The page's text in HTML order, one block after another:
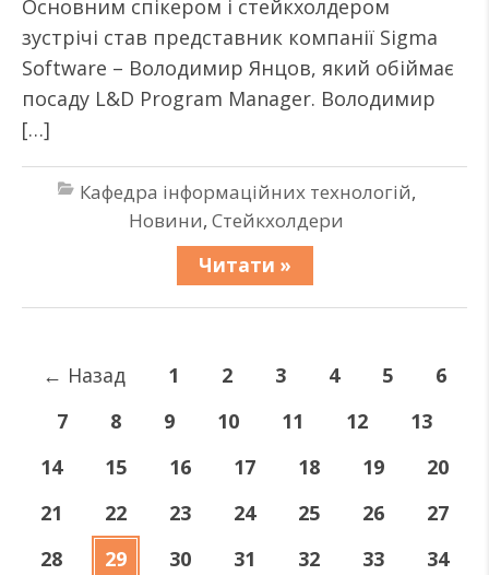
Основним спікером і стейкхолдером
зустрічі став представник компанії Sigma
Software – Володимир Янцов, який обіймає
посаду L&D Program Manager. Володимир
[…]
Кафедра інформаційних технологій,
Новини, Стейкхолдери
Читати »
← Назад 1 2 3 4 5
6
7
8 9 10 11 12
13
14
15 16 17 18 19
20
21
22 23 24 25 26
27
28
29 30 31 32 33
34